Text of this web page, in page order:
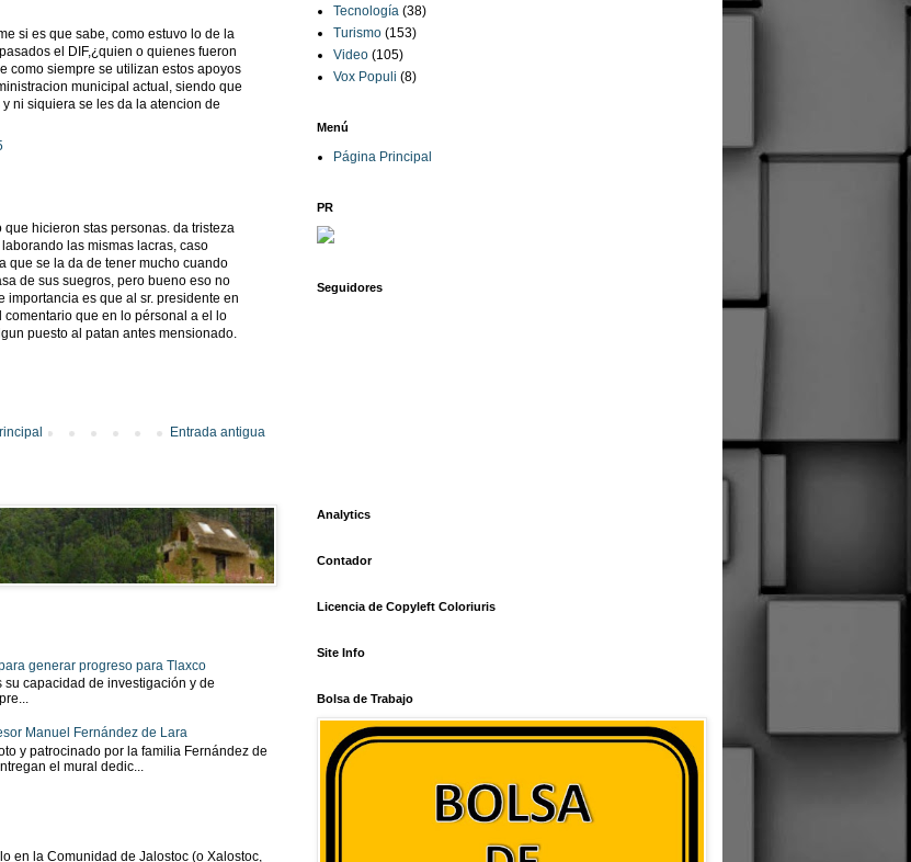
si es que sabe, como estuvo lo de la
el DIF,¿quien o quienes fueron
como siempre se utilizan estos apoyos
municipal actual, siendo que
ni siquiera se les da la atencion de
hicieron stas personas. da tristeza
las mismas lacras, caso
que se la da de tener mucho cuando
de sus suegros, pero bueno eso no
es que al sr. presidente en
que en lo pérsonal a el lo
puesto al patan antes mensionado.
Entrada antigua
generar progreso para Tlaxco
capacidad de investigación y de
Manuel Fernández de Lara
y patrocinado por la familia Fernández de
el mural dedic...
en la Comunidad de Jalostoc (o Xalostoc,
Tecnología (38)
Turismo (153)
Video (105)
Vox Populi (8)
Menú
Página Principal
PR
Seguidores
Analytics
Contador
Licencia de Copyleft Coloriuris
Site Info
Bolsa de Trabajo